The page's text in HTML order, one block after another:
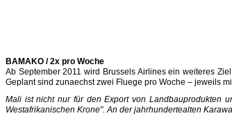
BAMAKO / 2x pro Woche
Ab September 2011 wird Brussels Airlines ein weiteres
Geplant sind zunaechst zwei Fluege pro Woche – jeweils
Mali ist nicht nur für den Export von Landbauprodukten
Westafrikanischen Krone". An der jahrhundertealten